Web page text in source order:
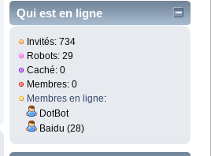
Qui est en ligne
Invités: 734
Robots: 29
Caché: 0
Membres: 0
Membres en ligne:
DotBot
Baidu (28)